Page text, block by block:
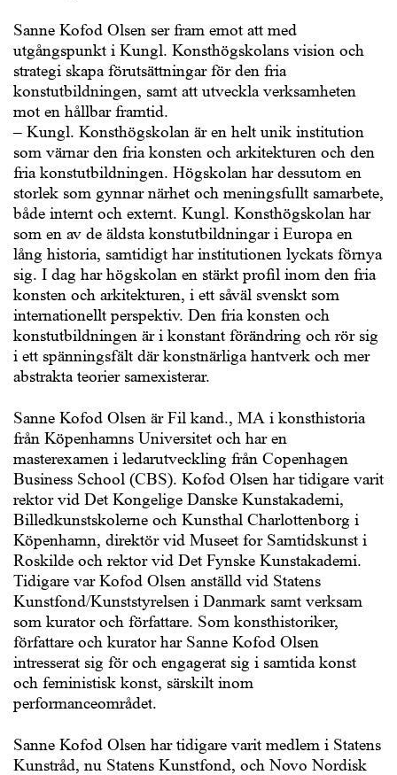
Sanne Kofod Olsen ser fram emot att med
utgångspunkt i Kungl. Konsthögskolans vision och
strategi skapa förutsättningar för den fria
konstutbildningen, samt att utveckla verksamheten
mot en hållbar framtid.
– Kungl. Konsthögskolan är en helt unik institution
som värnar den fria konsten och arkitekturen och den
fria konstutbildningen. Högskolan har dessutom en
storlek som gynnar närhet och meningsfullt samarbete,
både internt och externt. Kungl. Konsthögskolan har
som en av de äldsta konstutbildningar i Europa en
lång historia, samtidigt har institutionen lyckats förnya
sig. I dag har högskolan en stärkt profil inom den fria
konsten och arkitekturen, i ett såväl svenskt som
internationellt perspektiv. Den fria konsten och
konstutbildningen är i konstant förändring och rör sig
i ett spänningsfält där konstnärliga hantverk och mer
abstrakta teorier samexisterar.
Sanne Kofod Olsen är Fil kand., MA i konsthistoria
från Köpenhamns Universitet och har en
masterexamen i ledarutveckling från Copenhagen
Business School (CBS). Kofod Olsen har tidigare varit
rektor vid Det Kongelige Danske Kunstakademi,
Billedkunstskolerne och Kunsthal Charlottenborg i
Köpenhamn, direktör vid Museet for Samtidskunst i
Roskilde och rektor vid Det Fynske Kunstakademi.
Tidigare var Kofod Olsen anställd vid Statens
Kunstfond/Kunststyrelsen i Danmark samt verksam
som kurator och författare. Som konsthistoriker,
författare och kurator har Sanne Kofod Olsen
intresserat sig för och engagerat sig i samtida konst
och feministisk konst, särskilt inom
performanceområdet.
Sanne Kofod Olsen har tidigare varit medlem i Statens
Kunstråd, nu Statens Kunstfond, och Novo Nordisk